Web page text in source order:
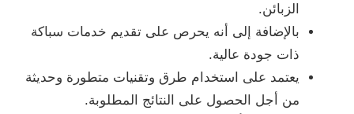
الزبائن.
بالإضافة إلى أنه يحرص على تقديم خدمات سباكة
ذات جودة عالية.
يعتمد على استخدام طرق وتقنيات متطورة وحديثة
من أجل الحصول على النتائج المطلوبة.